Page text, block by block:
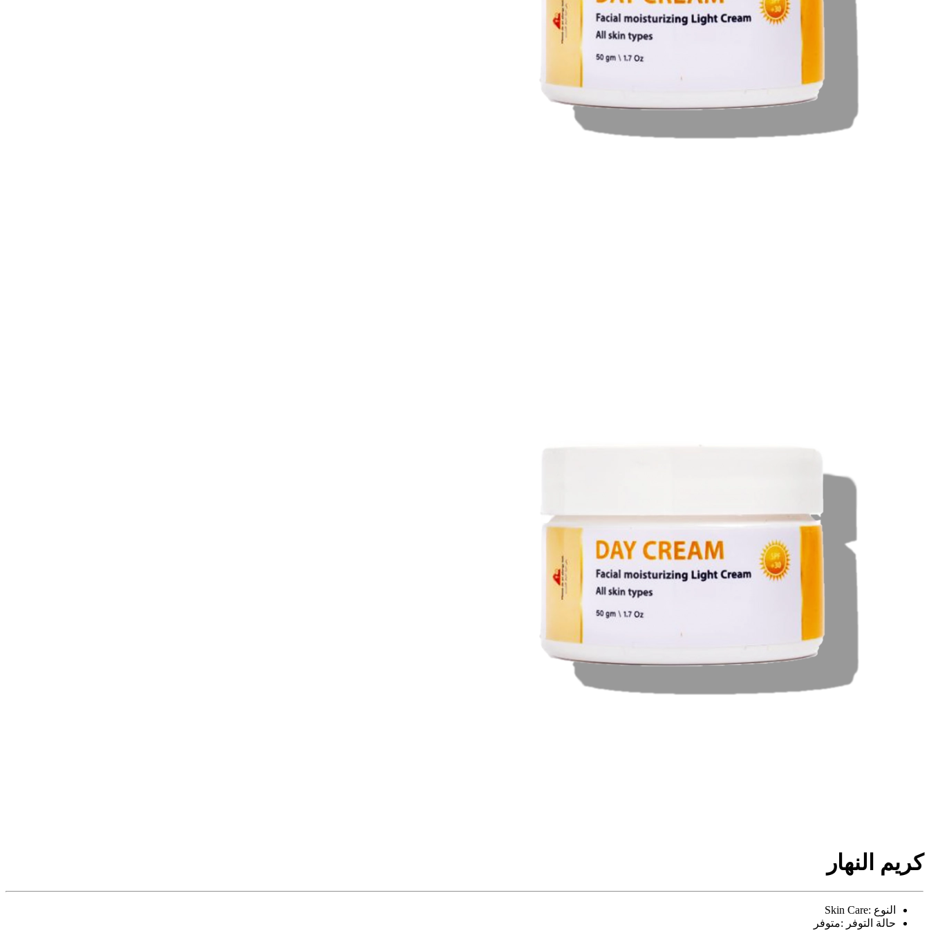
كريم النهار
النوع :Skin Care
حالة التوفر :متوفر